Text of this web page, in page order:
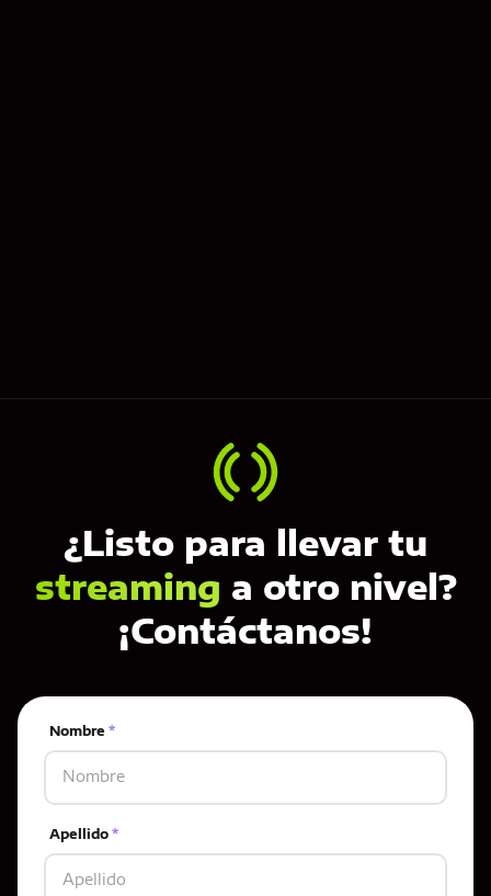
¿Listo para llevar tu
streaming a otro nivel?
¡Contáctanos!
Nombre *
Apellido *